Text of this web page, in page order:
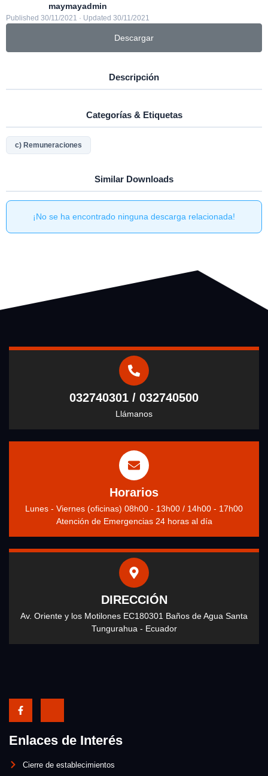
maymayadmin
Published 30/11/2021 · Updated 30/11/2021
Descargar
Descripción
Categorías & Etiquetas
c) Remuneraciones
Similar Downloads
¡No se ha encontrado ninguna descarga relacionada!
032740301 / 032740500
Llámanos
Horarios
Lunes - Viernes (oficinas) 08h00 - 13h00 / 14h00 - 17h00
Atención de Emergencias 24 horas al día
DIRECCIÓN
Av. Oriente y los Motilones EC180301 Baños de Agua Santa
Tungurahua - Ecuador
Enlaces de Interés
Cierre de establecimientos